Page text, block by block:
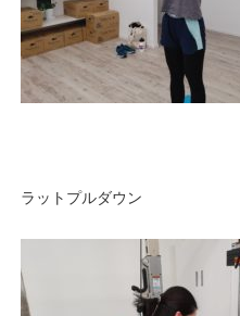
ラットプルダウン